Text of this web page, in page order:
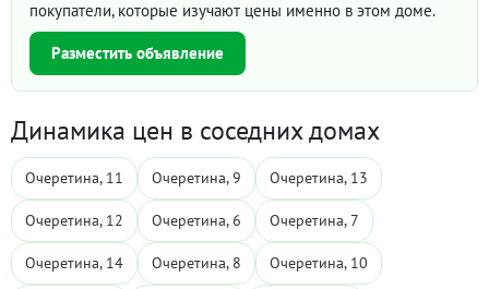
покупатели, которые изучают цены именно в этом доме.
Разместить объявление
Динамика цен в соседних домах
Очеретина, 11 Очеретина, 9 Очеретина, 13
Очеретина, 12 Очеретина, 6 Очеретина, 7
Очеретина, 14 Очеретина, 8 Очеретина, 10